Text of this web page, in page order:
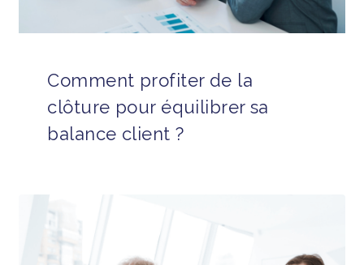
Comment profiter de la
clôture pour équilibrer sa
balance client ?